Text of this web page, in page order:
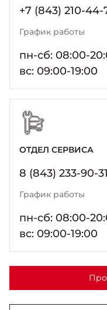
Кредитные программы
Калькулятор трейд-ин
Моторное масло
СЕРВИСНЫЕ АКЦИИ
АКСЕССУАРЫ
КОНТАКТЫ
+7 (843) 210-44-
График работы
пн-сб: 08:00-
вс: 09:00-19:00
ОТДЕЛ СЕРВИСА
8 (843) 233-90-31
График работы
пн-сб: 08:00-
вс: 09:00-19:00